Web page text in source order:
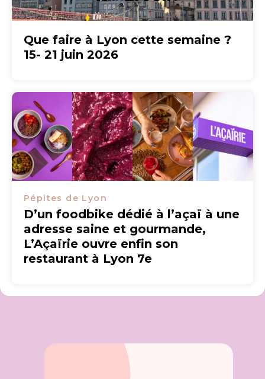
Que faire à Lyon cette semaine ?
15- 21 juin 2026
Pépites de Lyon
D’un foodbike dédié à l’açaï à une
adresse saine et gourmande,
L’Açaïrie ouvre enfin son
restaurant à Lyon 7e